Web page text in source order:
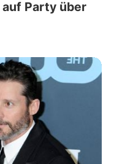
Party über